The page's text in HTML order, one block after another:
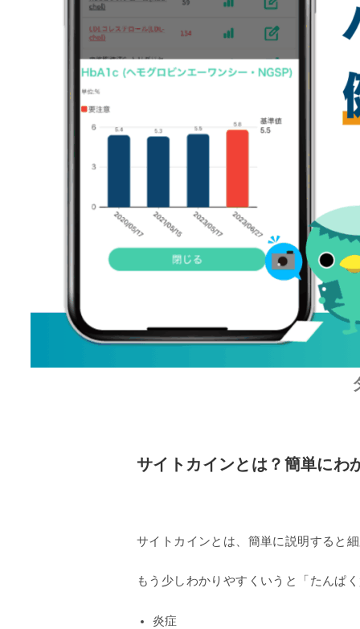
サイトカインとは？簡単にわ
サイトカインとは、簡単に説明すると
もう少しわかりやすくいうと「たんぱ
炎症